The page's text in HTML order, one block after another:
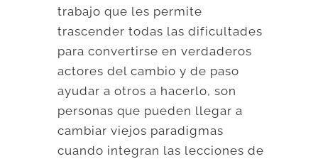
trabajo que les permite
trascender todas las dificultades
para convertirse en verdaderos
actores del cambio y de paso
ayudar a otros a hacerlo, son
personas que pueden llegar a
cambiar viejos paradigmas
cuando integran las lecciones de